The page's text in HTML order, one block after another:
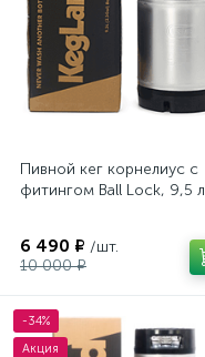
Пивной кег корнелиус с
фитингом Ball Lock, 9,5 л
6 490 ₽ /шт.
10 000 ₽
-34%
Акция